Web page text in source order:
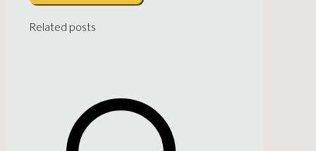
Related posts